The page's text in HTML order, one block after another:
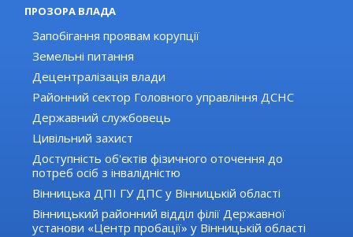
ПРОЗОРА ВЛАДА
Запобігання проявам корупції
Земельні питання
Децентралізація влади
Районний сектор Головного управління ДСНС
Державний службовець
Цивільний захист
Доступність об'єктів фізичного оточення до
потреб осіб з інвалідністю
Вінницька ДПІ ГУ ДПС у Вінницькій області
Вінницький районний відділ філії Державної
установи «Центр пробації» у Вінницькій області